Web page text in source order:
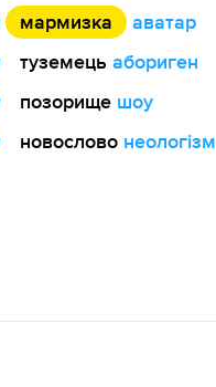
мармизка
аватар
туземець абориген
позорище шоу
новослово неологізм